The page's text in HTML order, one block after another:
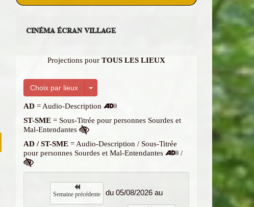
CINÉMA ÉCRAN VILLAGE